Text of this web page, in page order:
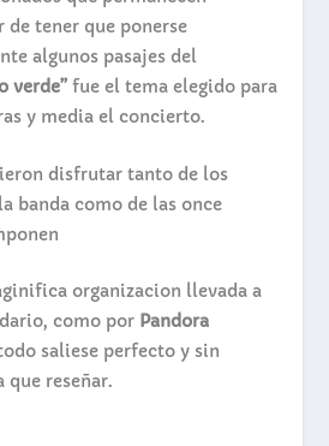
de tener que ponerse
algunos pasajes del
verde”fue el tema elegido para
y media el concierto.
disfrutar tanto de los
banda como de las once
organizacion llevada a
, como por Pandora
saliese perfecto y sin
reseñar.